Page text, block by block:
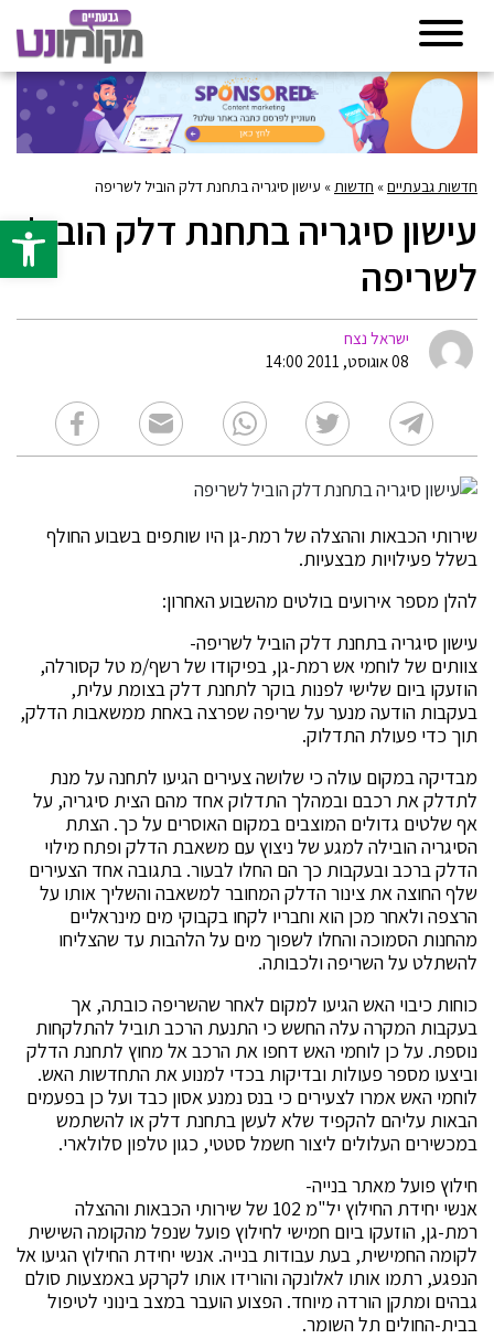
פתח
חדשות גבעתיים» חדשות » עישון סיגריה בתחנת דלק הוביל לשריפה
עישון סיגריה בתחנת דלק הוביל
לשריפה
ישראל נצח
08 אוגוסט, 2011 14:00
שירותי הכבאות וההצלה של רמת-גן היו שותפים בשבוע החולף
בשלל פעילויות מבצעיות.
להלן מספר אירועים בולטים מהשבוע האחרון:
עישון סיגריה בתחנת דלק הוביל לשריפה-
צוותים של לוחמי אש רמת-גן, בפיקודו של רשף/מ טל קסורלה,
הוזעקו ביום שלישי לפנות בוקר לתחנת דלק בצומת עלית,
בעקבות הודעה מנער על שריפה שפרצה באחת ממשאבות הדלק,
תוך כדי פעולת התדלוק.
מבדיקה במקום עולה כי שלושה צעירים הגיעו לתחנה על מנת
לתדלק את רכבם ובמהלך התדלוק אחד מהם הצית סיגריה, על
אף שלטים גדולים המוצבים במקום האוסרים על כך. הצתת
הסיגריה הובילה למגע של ניצוץ עם משאבת הדלק ופתח מילוי
הדלק ברכב ובעקבות כך הם החלו לבעור. בתגובה אחד הצעירים
שלף החוצה את צינור הדלק המחובר למשאבה והשליך אותו על
הרצפה ולאחר מכן הוא וחבריו לקחו בקבוקי מים מינראליים
מהחנות הסמוכה והחלו לשפוך מים על הלהבות עד שהצליחו
להשתלט על השריפה ולכבותה.
כוחות כיבוי האש הגיעו למקום לאחר שהשריפה כובתה, אך
בעקבות המקרה עלה החשש כי התנעת הרכב תוביל להתלקחות
נוספת. על כן לוחמי האש דחפו את הרכב אל מחוץ לתחנת הדלק
וביצעו מספר פעולות ובדיקות בכדי למנוע את התחדשות האש.
לוחמי האש אמרו לצעירים כי בנס נמנע אסון כבד ועל כן בפעמים
הבאות עליהם להקפיד שלא לעשן בתחנת דלק או להשתמש
במכשירים העלולים ליצור חשמל סטטי, כגון טלפון סלולארי.
חילוץ פועל מאתר בנייה-
אנשי יחידת החילוץ יל"מ 102 של שירותי הכבאות וההצלה
רמת-גן, הוזעקו ביום חמישי לחילוץ פועל שנפל מהקומה השישית
לקומה החמישית, בעת עבודות בנייה. אנשי יחידת החילוץ הגיעו אל
הנפגע, רתמו אותו לאלונקה והורידו אותו לקרקע באמצעות סולם
גבהים ומתקן הורדה מיוחד. הפצוע הועבר במצב בינוני לטיפול
בבית-החולים תל השומר.